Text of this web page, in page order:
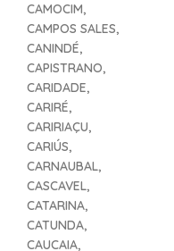
CAMOCIM,
CAMPOS SALES,
CANINDÉ,
CAPISTRANO,
CARIDADE,
CARIRÉ,
CARIRIAÇU,
CARIÚS,
CARNAUBAL,
CASCAVEL,
CATARINA,
CATUNDA,
CAUCAIA,